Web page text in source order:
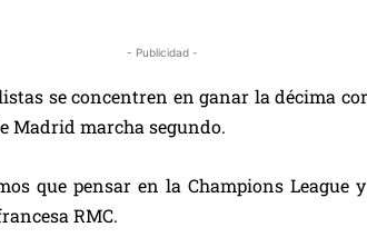
- Publicidad -
se concentren en ganar la décima
Madrid marcha segundo.
que pensar en la Champions League
RMC.